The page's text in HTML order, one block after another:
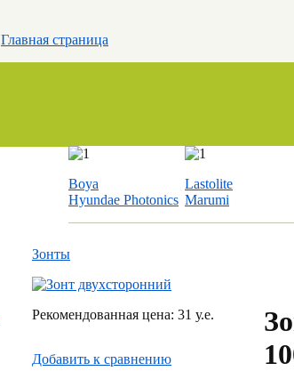
Главная страница
Boya
Hyundae Photonics
Lastolite
Marumi
Зонты
Рекомендованная цена: 31 у.е.
Добавить к cравнению